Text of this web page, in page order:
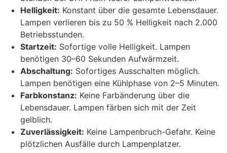
Helligkeit: Konstant über die gesamte Lebensdauer.
Lampen verlieren bis zu 50 % Helligkeit nach 2.000
Betriebsstunden.
Startzeit: Sofortige volle Helligkeit. Lampen
benötigen 30–60 Sekunden Aufwärmzeit.
Abschaltung: Sofortiges Ausschalten möglich.
Lampen benötigen eine Kühlphase von 2–5 Minuten.
Farbkonstanz: Keine Farbänderung über die
Lebensdauer. Lampen färben sich mit der Zeit
gelblich.
Zuverlässigkeit: Keine Lampenbruch-Gefahr. Keine
plötzlichen Ausfälle durch Lampenplatzer.